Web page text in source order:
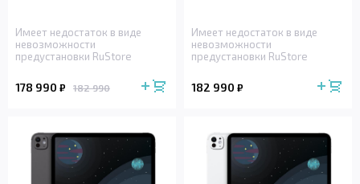
Имеет недостаток в виде
невозможности
предустановки RuStore
178 990 ₽ 182 990
Имеет недостаток в виде
невозможности
предустановки RuStore
182 990 ₽